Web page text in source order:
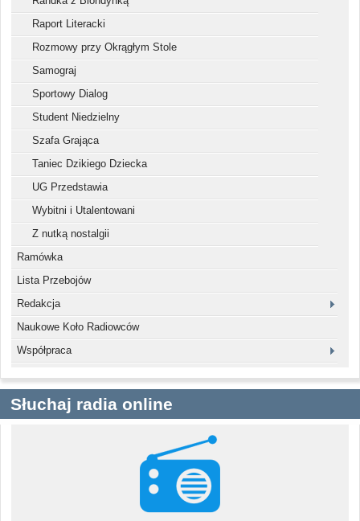
Raport Literacki
Rozmowy przy Okrągłym Stole
Samograj
Sportowy Dialog
Student Niedzielny
Szafa Grająca
Taniec Dzikiego Dziecka
UG Przedstawia
Wybitni i Utalentowani
Z nutką nostalgii
Ramówka
Lista Przebojów
Redakcja
Naukowe Koło Radiowców
Współpraca
Słuchaj radia online